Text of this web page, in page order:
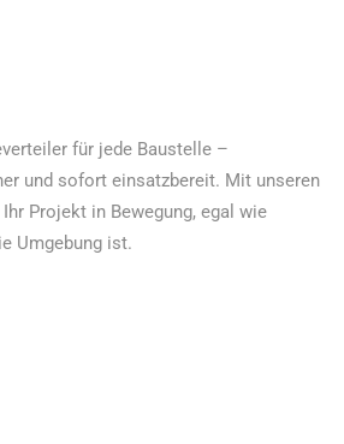
für jede Baustelle –
und sofort einsatzbereit. Mit unseren
Projekt in Bewegung, egal wie
Umgebung ist.